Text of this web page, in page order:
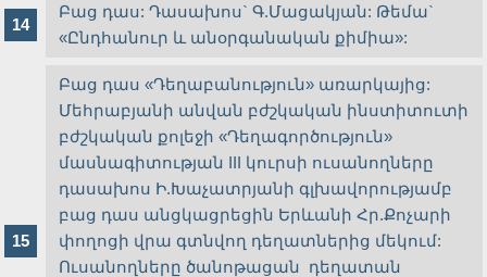
Բաց դաս: Դասախոս` Գ.Մացակյան: Թեմա`
«Ընդհանուր և անօրգանական քիմիա»:
Բաց դաս «Դեղաբանություն» առարկայից:
Մեհրաբյանի անվան բժշկական ինստիտուտի
բժշկական քոլեջի «Դեղագործություն»
մասնագիտության III կուրսի ուսանողները
դասախոս Ի.Խաչատրյանի գլխավորությամբ
բաց դաս անցկացրեցին Երևանի Հր.Քոչարի
փողոցի վրա գտնվող դեղատներից մեկում:
Ուսանողները ծանոթացան դեղատան